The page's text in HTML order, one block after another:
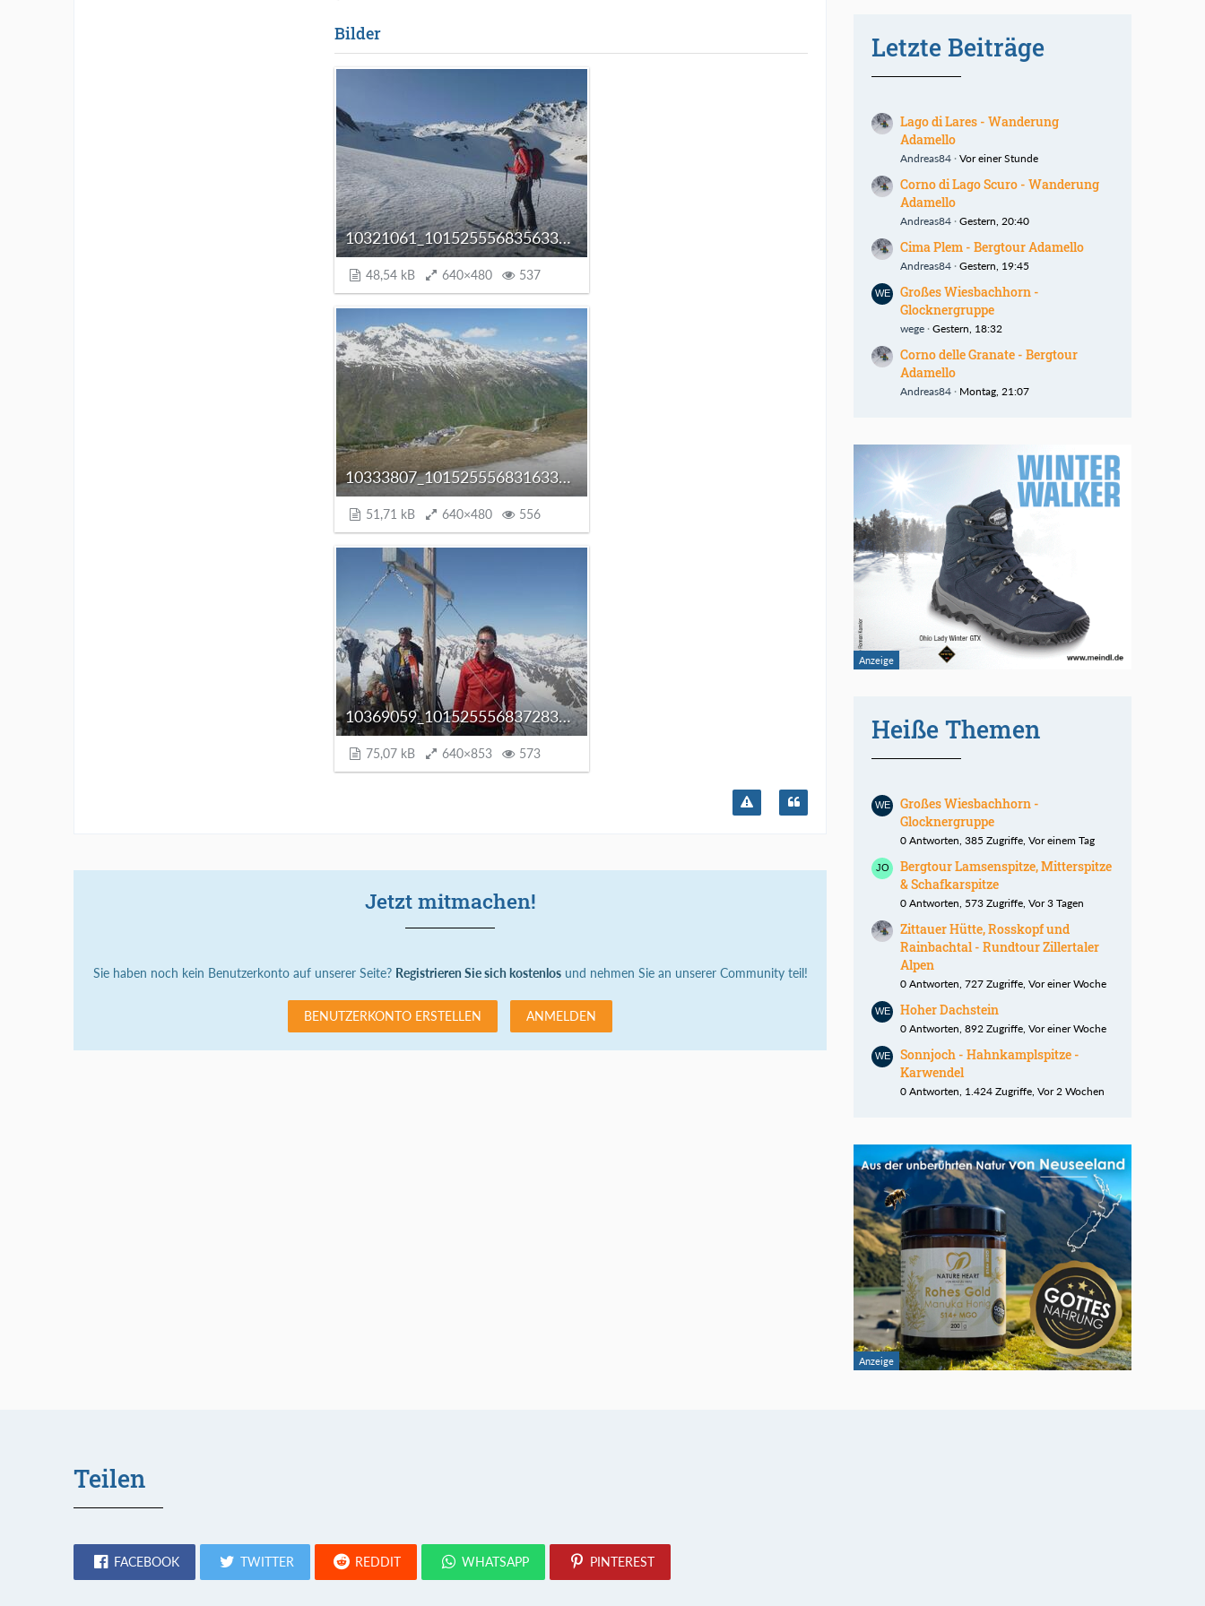
Bilder
10321061_10152555683563304_6967603903818118217_o.jpg
48,54 kB 640×480 537
10333807_10152555683163304_6106189810341589810_o.jpg
51,71 kB 640×480 556
10369059_10152555683728304_7561693800821371825_o.jpg
75,07 kB 640×853 573
Jetzt mitmachen!
Sie haben noch kein Benutzerkonto auf unserer Seite? Registrieren Sie sich kostenlosund nehmen Sie an unserer Community teil!
BENUTZERKONTO ERSTELLEN ANMELDEN
Letzte Beiträge
Lago di Lares - Wanderung
Adamello
Andreas84 Vor einer Stunde
Corno di Lago Scuro - Wanderung
Adamello
Andreas84 Gestern, 20:40
Cima Plem - Bergtour Adamello
Andreas84 Gestern, 19:45
Großes Wiesbachhorn -
Glocknergruppe
wege Gestern, 18:32
Corno delle Granate - Bergtour
Adamello
Andreas84 Montag, 21:07
Heiße Themen
Großes Wiesbachhorn -
Glocknergruppe
0 Antworten, 385 Zugriffe, Vor einem Tag
Bergtour Lamsenspitze, Mitterspitze
& Schafkarspitze
0 Antworten, 573 Zugriffe, Vor 3 Tagen
Zittauer Hütte, Rosskopf und
Rainbachtal - Rundtour Zillertaler
Alpen
0 Antworten, 727 Zugriffe, Vor einer Woche
Hoher Dachstein
0 Antworten, 892 Zugriffe, Vor einer Woche
Sonnjoch - Hahnkamplspitze -
Karwendel
0 Antworten, 1.424 Zugriffe, Vor 2 Wochen
Teilen
FACEBOOK TWITTER REDDIT WHATSAPP PINTEREST